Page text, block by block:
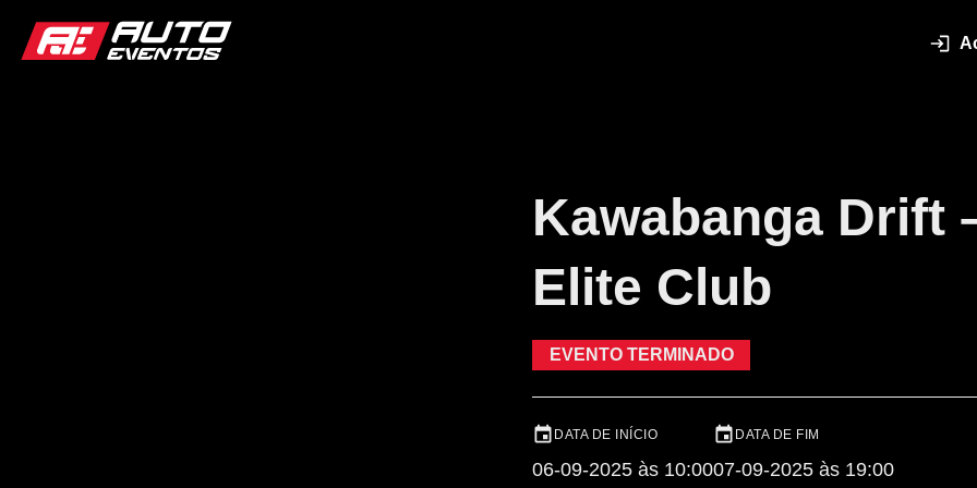
Kawabanga Drift
Elite Club
EVENTO TERMINADO
DATA DE INÍCIO
06-09-2025 às 10:00
DATA DE FIM
07-09-2025 às 19:00